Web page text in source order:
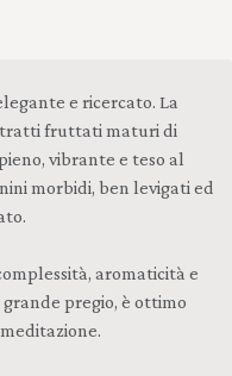
e ricercato. La
tratti fruttati maturi di
vibrante e teso al
morbidi, ben levigati ed
aromaticità e
pregio, è ottimo